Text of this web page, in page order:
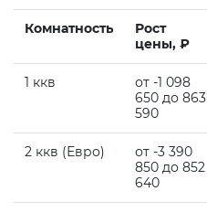
Комнатность
Рост
цены, ₽
1 ккв
от -1 098
650 до 863
590
2 ккв (Евро)
от -3 390
850 до 852
640